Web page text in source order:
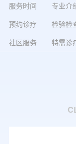
服务时间 专业介
预约诊疗
检验检
社区服务
特需诊